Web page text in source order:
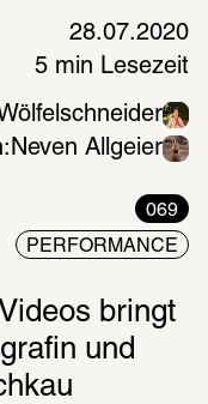
28.07.2020
5 min Lesezeit
Neven Allgeier
069
PERFORMANCE
bringt
und